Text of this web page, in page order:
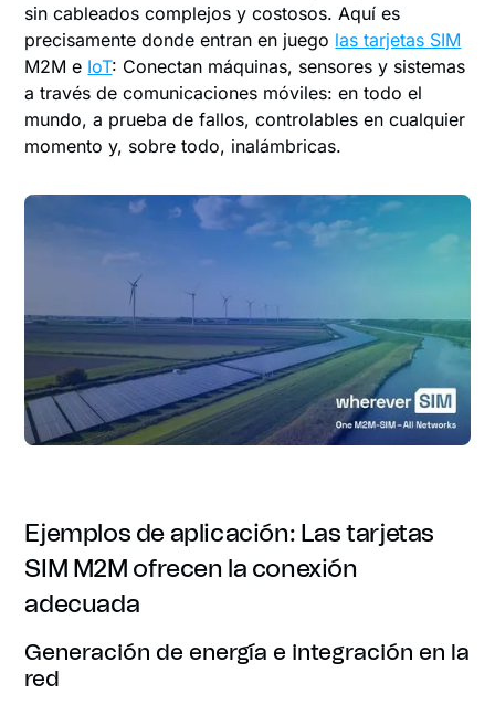
sin cableados complejos y costosos. Aquí es
precisamente donde entran en juego las tarjetas SIM
M2M e IoT: Conectan máquinas, sensores y sistemas
a través de comunicaciones móviles: en todo el
mundo, a prueba de fallos, controlables en cualquier
momento y, sobre todo, inalámbricas.
Ejemplos de aplicación: Las tarjetas
SIM M2M ofrecen la conexión
adecuada
Generación de energía e integración en la
red